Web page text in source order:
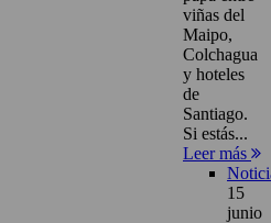
viñas del
Maipo,
Colchagua
y hoteles
de
Santiago.
Si estás...
Leer más
15
junio